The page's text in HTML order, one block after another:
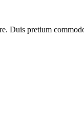
Duis pretium